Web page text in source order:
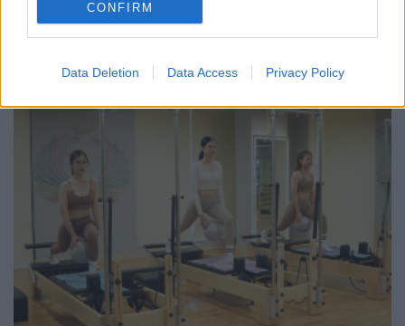
CONFIRM
Data Deletion Data Access Privacy Policy
ΣΧΕΤΙΚΑ ΑΡΘΡΑ